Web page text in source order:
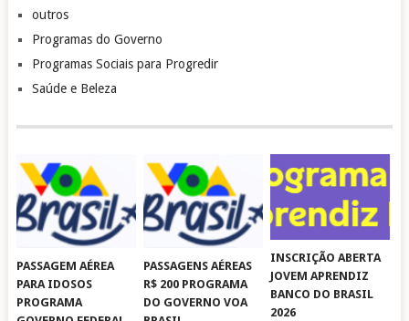
outros
Programas do Governo
Programas Sociais para Progredir
Saúde e Beleza
PASSAGEM AÉREA
PARA IDOSOS
PROGRAMA
PASSAGENS AÉREAS
R$ 200 PROGRAMA
DO GOVERNO VOA
INSCRIÇÃO ABERTA
JOVEM APRENDIZ
BANCO DO BRASIL
2026